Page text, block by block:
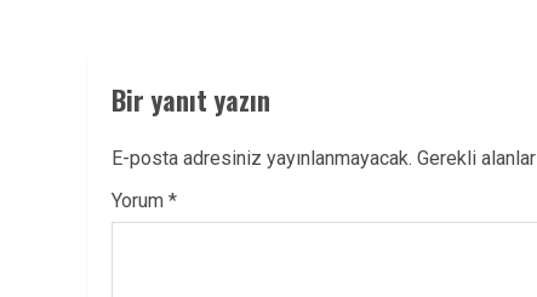
Bir yanıt yazın
E-posta adresiniz yayınlanmayacak. Gerekli alanlar
Yorum *